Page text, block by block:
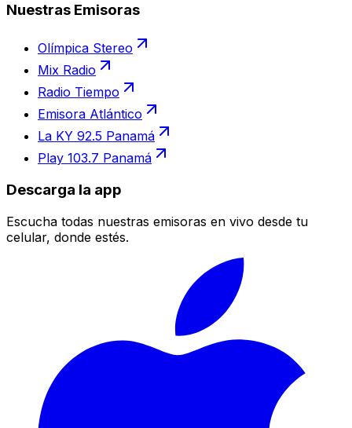
Nuestras Emisoras
Olímpica Stereo
Mix Radio
Radio Tiempo
Emisora Atlántico
La KY 92.5 Panamá
Play 103.7 Panamá
Descarga la app
Escucha todas nuestras emisoras en vivo desde tu
celular, donde estés.